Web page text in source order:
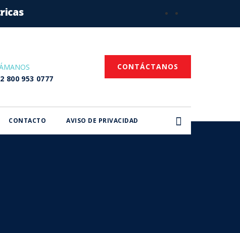
800 953 0777
CONTÁCTANOS
CONTACTO AVISO DE PRIVACIDAD